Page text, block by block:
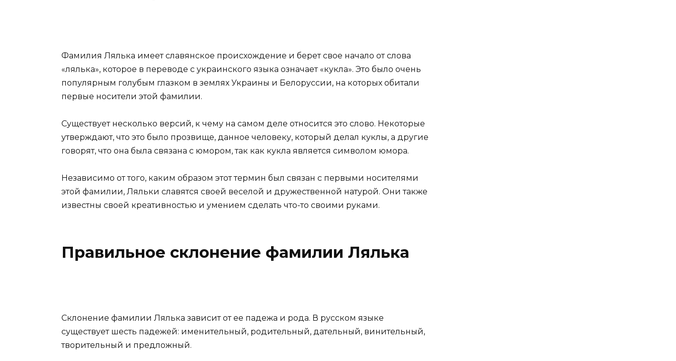
Фамилия Лялька имеет славянское происхождение и берет свое начало от слова
«лялька», которое в переводе с украинского языка означает «кукла». Это было очень
популярным голубым глазком в землях Украины и Белоруссии, на которых обитали
первые носители этой фамилии.
Существует несколько версий, к чему на самом деле относится это слово. Некоторые
утверждают, что это было прозвище, данное человеку, который делал куклы, а другие
говорят, что она была связана с юмором, так как кукла является символом юмора.
Независимо от того, каким образом этот термин был связан с первыми носителями
этой фамилии, Ляльки славятся своей веселой и дружественной натурой. Они также
известны своей креативностью и умением сделать что-то своими руками.
Правильное склонение фамилии Лялька
Склонение фамилии Лялька зависит от ее падежа и рода. В русском языке
существует шесть падежей: именительный, родительный, дательный, винительный,
творительный и предложный.